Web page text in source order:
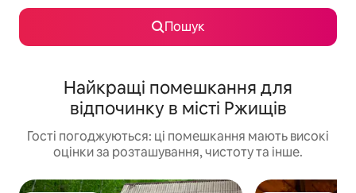
Пошук
Найкращі помешкання для
відпочинку в місті Ржищів
Гості погоджуються: ці помешкання мають високі
оцінки за розташування, чистоту та інше.